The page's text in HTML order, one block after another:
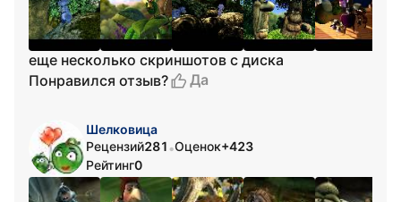
еще несколько скриншотов с диска
Понравился отзыв?
Да
Шелковица
Рецензий281 •Оценок+423
Рейтинг0